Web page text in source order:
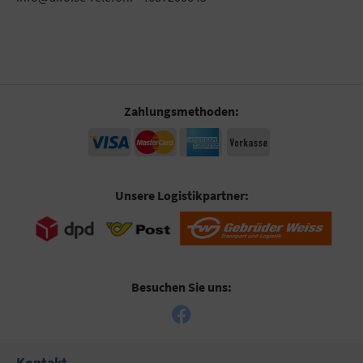
Zahlungsmethoden:
Unsere Logistikpartner:
Besuchen Sie uns: